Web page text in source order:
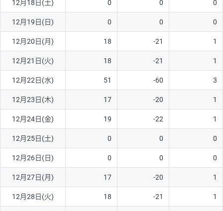
ソ/円は10万通貨単位。
12月18日(土) 0 0 0
12月19日(日) 0 0 0
12月20日(月) 18 -21 1
12月21日(火) 18 -21 1
12月22日(水) 51 -60 3
12月23日(木) 17 -20 1
12月24日(金) 19 -22 1
12月25日(土) 0 0 0
12月26日(日) 0 0 0
12月27日(月) 17 -20 1
12月28日(火) 18 -21 1